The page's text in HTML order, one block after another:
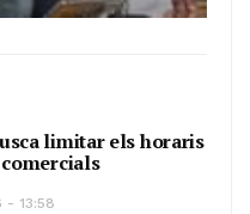
limitar els horaris
- 13:58